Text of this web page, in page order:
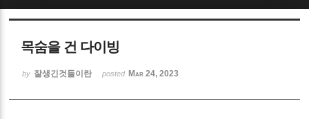
목숨을 건 다이빙
by 잘생긴것들이란 posted Mar 24, 2023
Sketchbook5, 스케치북5